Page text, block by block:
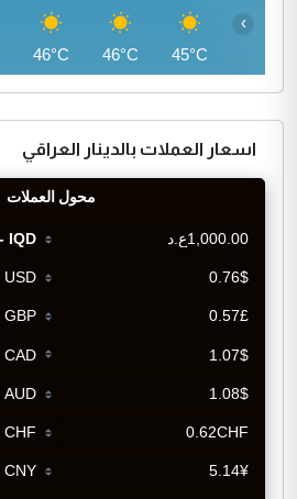
45°C
46°C
46°C
›
اسعار العملات بالدينار العراقي